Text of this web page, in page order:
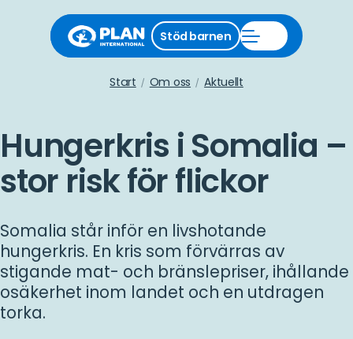
Start Om oss Aktuellt
Stäng
stödmeny
Stöd barnen
Stöd
barnen
Öppna
meny
Hungerkris i Somalia –
stor risk för flickor
Somalia står inför en livshotande
hungerkris. En kris som förvärras av
stigande mat- och bränslepriser, ihållande
osäkerhet inom landet och en utdragen
torka.